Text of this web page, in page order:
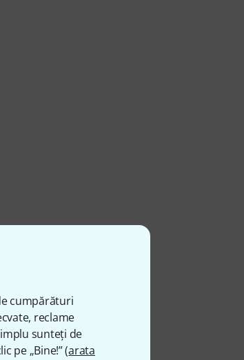
cumpărături
reclame
sunteți de
pe „Bine!” (arata